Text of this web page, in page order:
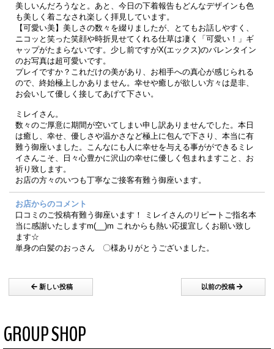
美しいんだろうなと。あと、今日の下着報告もどんなデザインも色
も美しく着こなされ楽しく拝見しています。
【可愛い美】美しさの数々を綴りましたが、とてもお話しやすく、
ニコッと笑った笑顔や時折見せてくれる仕草は凄く「可愛い！」ギ
ャップがたまらないです。少し前ですがX(エックス)のバレンタイン
のお写真は超可愛いです。
プレイですか？これだけの美があり、お相手への真心が感じられる
ので、終始極上しかありません。幸せや癒しが欲しい方々は是非、
お会いして優しく接してあげて下さい。
ミレイさん。
数々のご厚意に期間が空いてしまい申し訳ありませんでした。本日
は癒し、幸せ、優しさや温かさなど極上に包んで下さり、本当に有
難う御座いました。こんなにも人に幸せを与える事がができるミレ
イさんこそ、日々心豊かに沢山の幸せに優しく包まれますこと、お
祈り致します。
お店の方々のいつも丁寧なご接客有難う御座います。
お店からのコメント
口コミのご投稿有難う御座います！ ミレイさんのリピートご指名本
当に感謝いたしますm(__)m これからも熱い応援宜しくお願い致し
ます☆
単身の白髪のおっさん 〇様ありがとうございました。
新しい投稿 以前の投稿
GROUP SHOP